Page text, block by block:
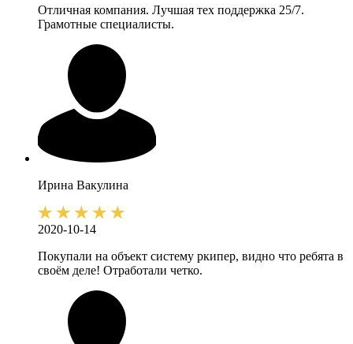
Отличная компания. Лучшая тех поддержка 25/7.
Грамотные специалисты.
Ирина Вакулина
2020-10-14
Покупали на объект систему ркипер, видно что ребята в
своём деле! Отработали четко.